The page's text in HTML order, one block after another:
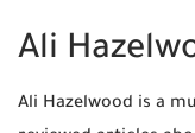
Ali
Ali Hazelwood is a